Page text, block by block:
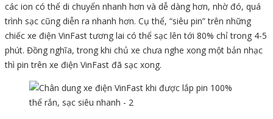
các ion có thể di chuyển nhanh hơn và dễ dàng hơn, nhờ đó, quá
trình sạc cũng diễn ra nhanh hơn. Cụ thể, “siêu pin” trên những
chiếc xe điện VinFast tương lai có thể sạc lên tới 80% chỉ trong 4-5
phút. Đồng nghĩa, trong khi chủ xe chưa nghe xong một bản nhạc
thì pin trên xe điện VinFast đã sạc xong.